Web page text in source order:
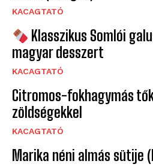
KACAGTATÓ
Klasszikus Somlói
magyar desszert
KACAGTATÓ
Citromos-fokhagymás
zöldségekkel
KACAGTATÓ
Marika néni almás sütije